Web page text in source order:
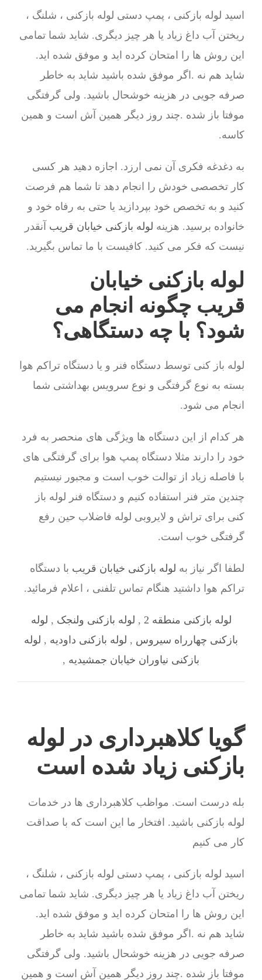
اسید لوله بازکنی ، پمپ دستی لوله بازکنی ، شلنگ ،
ریختن آب داغ زیاد یا هر چیز دیگری. شاید شما تمامی
این روش ها را امتحان کرده اید و موفق شده اید.
شاید هم نه .اگر موفق شده باشید شاید به خاطر
صرفه جویی در هزینه خوشحال باشید. ولی گرفتگی
موفتا باز شده .چند روز دیگر همین آش است و همین
کاسه.
به دغدغه فکری آن نمی ارزد. اجازه دهید هر کسی
کار تخصصی خودش را انجام دهد تا شما هم فرصت
کنید و به تخصص خود بپردازید یا حتی به رفاه خود و
خانواده برسید. هزینه لوله بازکنی خیابان قریب آنقدر
نیست که فکر می کنید. کافیست با ما تماس بگیرید.
لوله بازکنی خیابان
قریب چگونه انجام می
شود؟ با چه دستگاهی؟
لوله باز کنی توسط دستگاه فنر و یا دستگاه تراکم هوا
بسته به نوع گرفتگی و نوع سرویس بهداشتی شما
انجام می شود.
هر کدام از این دستگاه ها ویژگی های منحصر به فرد
خود را دارند مثلا دستگاه پمپ هوا برای گرفتگی های
با فاصله زیاد از توالت خوب است و مجبور نیستیم
چندین متر فنر استفاده کنیم و دستگاه فنر لوله باز
کنی برای تراش و لایروبی لوله فاضلاب حین رفع
گرفتگی خوب است.
لطفا اگر نیاز به لوله بازکنی خیابان قریب با دستگاه
تراکم هوا داشتید هنگام تماس تلفنی ، اعلام فرمائید.
لوله بازکنی منطقه 2 , لوله بازکنی ولنجک , لوله
بازکنی چهارراه سیروس , لوله بازکنی داودیه , لوله
بازکنی نیاوران خیابان جمشیدیه ,
گویا کلاهبرداری در لوله
بازکنی زیاد شده است
بله درست است. مواظب کلاهبرداری ها در خدمات
لوله بازکنی باشید. افتخار ما این است که با صداقت
کار می کنیم
اسید لوله بازکنی ، پمپ دستی لوله بازکنی ، شلنگ ،
ریختن آب داغ زیاد یا هر چیز دیگری. شاید شما تمامی
این روش ها را امتحان کرده اید و موفق شده اید.
شاید هم نه .اگر موفق شده باشید شاید به خاطر
صرفه جویی در هزینه خوشحال باشید. ولی گرفتگی
موفتا باز شده .چند روز دیگر همین آش است و همین